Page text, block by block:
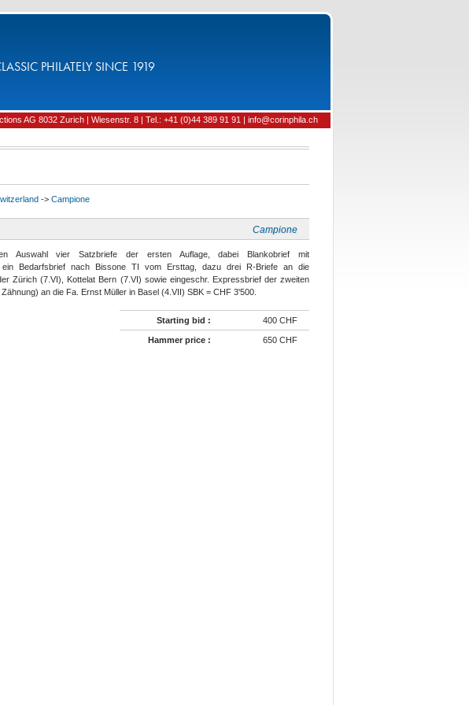
PHILATELY SINCE 1919
AG 8032 Zurich | Wiesenstr. 8 | Tel.: +41 (0)44 389 91 91 | info@corinphila.ch
-> Campione
Campione
Auswahl vier Satzbriefe der ersten Auflage, dabei Blankobrief mit
ein Bedarfsbrief nach Bissone TI vom Ersttag, dazu drei R-Briefe an die
Zürich (7.VI), Kottelat Bern (7.VI) sowie eingeschr. Expressbrief der zweiten
an die Fa. Ernst Müller in Basel (4.VII) SBK = CHF 3'500.
Starting bid : 400 CHF
Hammer price : 650 CHF